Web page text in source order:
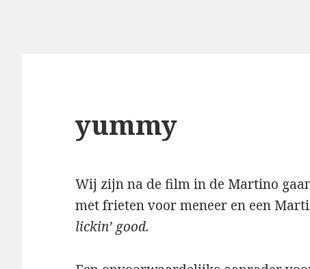
yummy
Wij zijn na de film in de Martino
met frieten voor meneer en een
lickin’ good.